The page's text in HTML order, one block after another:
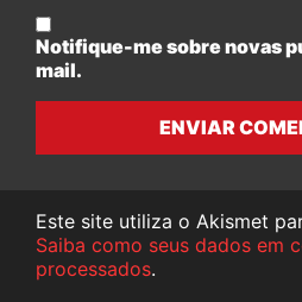
Notifique-me sobre novas
mail.
ENVIAR
Este site utiliza o Akismet
Saiba como seus dados em
processados.